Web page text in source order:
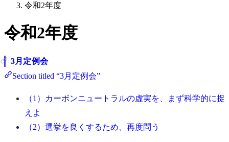
令和2年度
令和2年度
3月定例会
Section titled “3月定例会”
（1）カーボンニュートラルの虚実を、まず科学的に捉
えよ
（2）選挙を良くするため、再度問う